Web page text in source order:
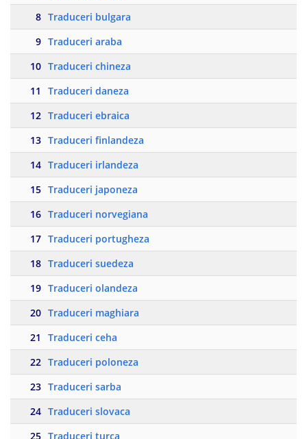
8 Traduceri bulgara
9 Traduceri araba
10 Traduceri chineza
11
Traduceri daneza
12 Traduceri ebraica
13 Traduceri finlandeza
14 Traduceri irlandeza
15 Traduceri japoneza
16 Traduceri norvegiana
17 Traduceri portugheza
18 Traduceri suedeza
19 Traduceri olandeza
20 Traduceri maghiara
21
Traduceri ceha
22 Traduceri poloneza
23 Traduceri sarba
24 Traduceri slovaca
25 Traduceri turca